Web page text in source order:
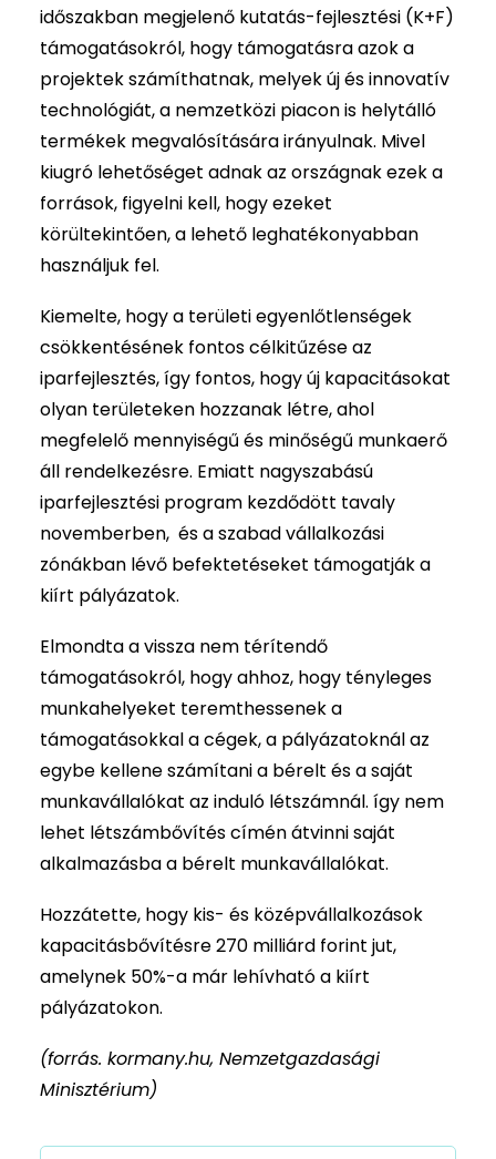
időszakban megjelenő kutatás-fejlesztési (K+F)
támogatásokról, hogy támogatásra azok a
projektek számíthatnak, melyek új és innovatív
technológiát, a nemzetközi piacon is helytálló
termékek megvalósítására irányulnak. Mivel
kiugró lehetőséget adnak az országnak ezek a
források, figyelni kell, hogy ezeket
körültekintően, a lehető leghatékonyabban
használjuk fel.
Kiemelte, hogy a területi egyenlőtlenségek
csökkentésének fontos célkitűzése az
iparfejlesztés, így fontos, hogy új kapacitásokat
olyan területeken hozzanak létre, ahol
megfelelő mennyiségű és minőségű munkaerő
áll rendelkezésre. Emiatt nagyszabású
iparfejlesztési program kezdődött tavaly
novemberben, és a szabad vállalkozási
zónákban lévő befektetéseket támogatják a
kiírt pályázatok.
Elmondta a vissza nem térítendő
támogatásokról, hogy ahhoz, hogy tényleges
munkahelyeket teremthessenek a
támogatásokkal a cégek, a pályázatoknál az
egybe kellene számítani a bérelt és a saját
munkavállalókat az induló létszámnál. így nem
lehet létszámbővítés címén átvinni saját
alkalmazásba a bérelt munkavállalókat.
Hozzátette, hogy kis- és középvállalkozások
kapacitásbővítésre 270 milliárd forint jut,
amelynek 50%-a már lehívható a kiírt
pályázatokon.
(forrás. kormany.hu, Nemzetgazdasági
Minisztérium)